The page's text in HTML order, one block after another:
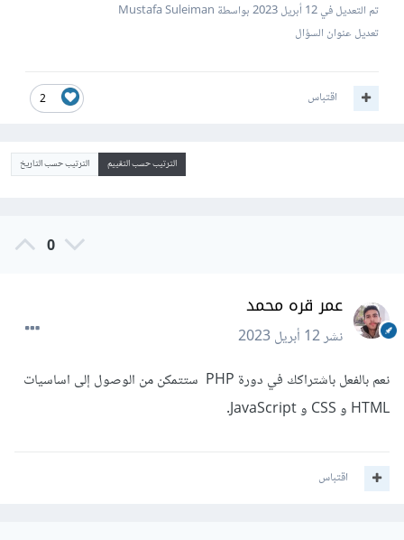
تم التعديل في12 أبريل 2023
بواسطة Mustafa Suleiman
تعديل عنوان السؤال
2 اقتباس
الترتيب حسب التقييم الترتيب حسب التاريخ
0
عمر قره محمد
نشر12 أبريل 2023
نعم بالفعل باشتراكك في دورة PHP ستتمكن من الوصول إلى اساسيات
HTML و CSS و JavaScript.
اقتباس